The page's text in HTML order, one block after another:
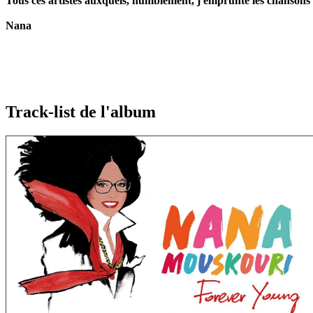
Nana
Track-list de l'album